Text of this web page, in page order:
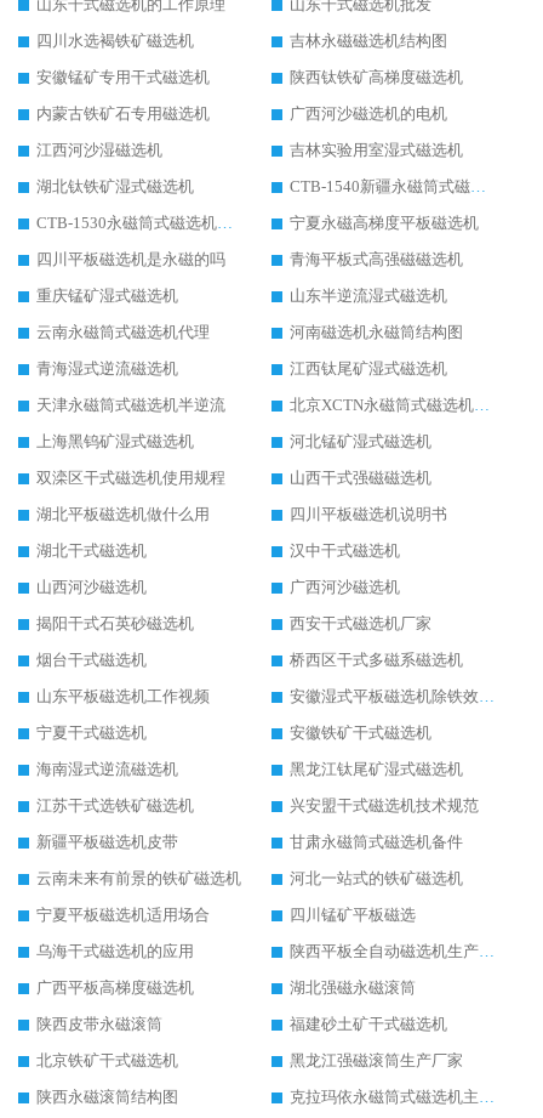
山东干式磁选机的工作原理
山东干式磁选机批发
四川水选褐铁矿磁选机
吉林永磁磁选机结构图
安徽锰矿专用干式磁选机
陕西钛铁矿高梯度磁选机
内蒙古铁矿石专用磁选机
广西河沙磁选机的电机
江西河沙湿磁选机
吉林实验用室湿式磁选机
湖北钛铁矿湿式磁选机
CTB-1540新疆永磁筒式磁选机
CTB-1530永磁筒式磁选机代理商
宁夏永磁高梯度平板磁选机
四川平板磁选机是永磁的吗
青海平板式高强磁磁选机
重庆锰矿湿式磁选机
山东半逆流湿式磁选机
云南永磁筒式磁选机代理
河南磁选机永磁筒结构图
青海湿式逆流磁选机
江西钛尾矿湿式磁选机
天津永磁筒式磁选机半逆流
北京XCTN永磁筒式磁选机磁块位置
上海黑钨矿湿式磁选机
河北锰矿湿式磁选机
双滦区干式磁选机使用规程
山西干式强磁磁选机
湖北平板磁选机做什么用
四川平板磁选机说明书
湖北干式磁选机
汉中干式磁选机
山西河沙磁选机
广西河沙磁选机
揭阳干式石英砂磁选机
西安干式磁选机厂家
烟台干式磁选机
桥西区干式多磁系磁选机
山东平板磁选机工作视频
安徽湿式平板磁选机除铁效果怎么样
宁夏干式磁选机
安徽铁矿干式磁选机
海南湿式逆流磁选机
黑龙江钛尾矿湿式磁选机
江苏干式选铁矿磁选机
兴安盟干式磁选机技术规范
新疆平板磁选机皮带
甘肃永磁筒式磁选机备件
云南未来有前景的铁矿磁选机
河北一站式的铁矿磁选机
宁夏平板磁选机适用场合
四川锰矿平板磁选
乌海干式磁选机的应用
陕西平板全自动磁选机生产厂家
广西平板高梯度磁选机
湖北强磁永磁滚筒
陕西皮带永磁滚筒
福建砂土矿干式磁选机
北京铁矿干式磁选机
黑龙江强磁滚筒生产厂家
陕西永磁滚筒结构图
克拉玛依永磁筒式磁选机主要技术参数